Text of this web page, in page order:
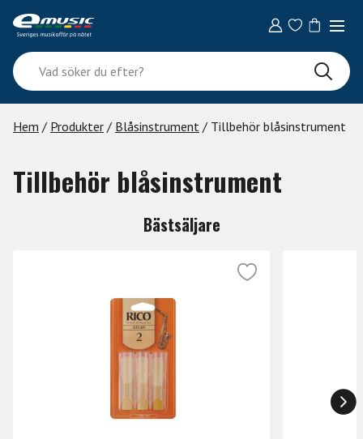
content
Vad
söker
du
efter?
Hem / Produkter / Blåsinstrument / Tillbehör blåsinstrument
Tillbehör blåsinstrument
Bästsäljare